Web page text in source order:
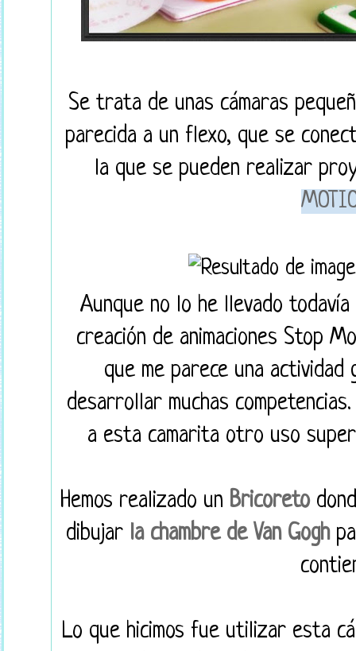
Se trata de unas cámaras
parecida a un flexo, que se
la que se pueden realizar
Aunque no lo he llevado
creación de animaciones Stop
que me parece una actividad
desarrollar muchas
a esta camarita otro uso
Hemos realizado un Bricoreto
dibujar la chambre de Van Gogh
Lo que hicimos fue utilizar esta